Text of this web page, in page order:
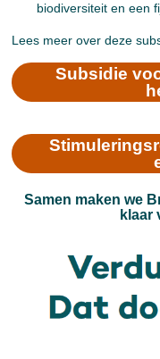
biodiversiteit en een
Lees meer over deze
Subsidie
Samen maken we
klaar